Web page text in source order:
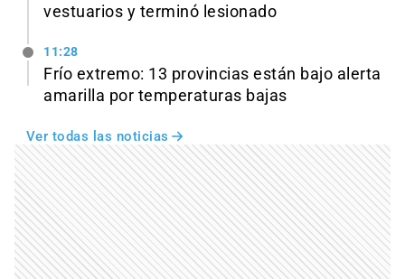
vestuarios y terminó lesionado
11:28
Frío extremo: 13 provincias están bajo alerta
amarilla por temperaturas bajas
Ver todas las noticias